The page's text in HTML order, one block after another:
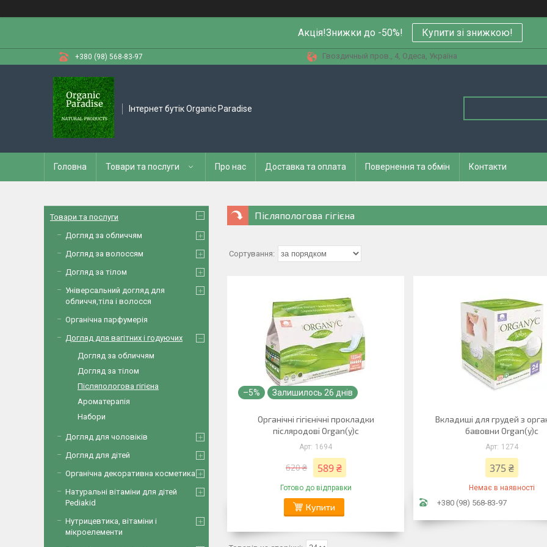
Акція!Знижки до -50%! Купити зi знижкою!
+380 (98) 568-83-97 Гвоздичный пров., 4, Одеса, Україна
Інтернет бутік Organic Paradise
Головна Товари та послуги Про нас Доставка та оплата Повернення та обмін Контакти
Післяпологова гігієна
–5% Залишилось 26 днів
Органічні гігієнічні прокладки
післяродові Organ(y)c
1694
620 ₴ 589 ₴
Готово до відправки
Купити
Вкладиші для грудей з
бавовни Organ(y)c
1274
375 ₴
Немає в наявності
+380 (98) 568-83-97
Товари та послуги
Догляд за обличчям
Догляд за волоссям
Догляд за тілом
Універсальний догляд для
обличчя,тіла і волосся
Органічна парфумерія
Догляд для вагітних і годуючих
Догляд за обличчям
Догляд за тілом
Післяпологова гігієна
Ароматерапія
Набори
Догляд для чоловіків
Догляд для дітей
Органічна декоративна косметика
Натуральні вітаміни для дітей
Pediakid
Нутрицевтика, вітаміни і
мікроелементи